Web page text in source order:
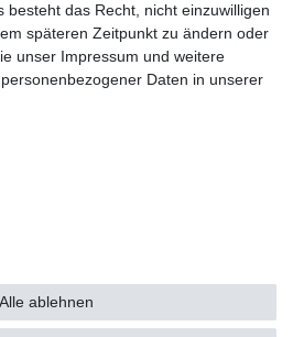
oder
besteht das Recht, nicht einzuwilligen
späteren Zeitpunkt zu ändern oder
unser Impressum und weitere
Daten in unserer
Alle ablehnen